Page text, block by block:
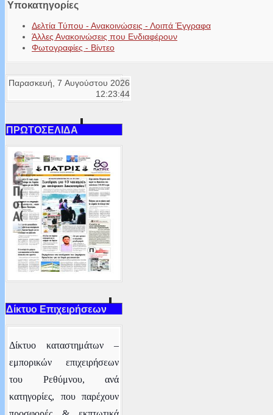
Υποκατηγορίες
Δελτία Τύπου - Ανακοινώσεις - Λοιπά Έγγραφα
Άλλες Ανακοινώσεις που Ενδιαφέρουν
Φωτογραφίες - Βίντεο
Παρασκευή, 7 Αυγούστου 2026
12:23:44
ΠΡΩΤΟΣΕΛΙΔΑ
Δίκτυο Επιχειρήσεων
Δίκτυο καταστημάτων –
εμπορικών επιχειρήσεων
του Ρεθύμνου, ανά
κατηγορίες, που παρέχουν